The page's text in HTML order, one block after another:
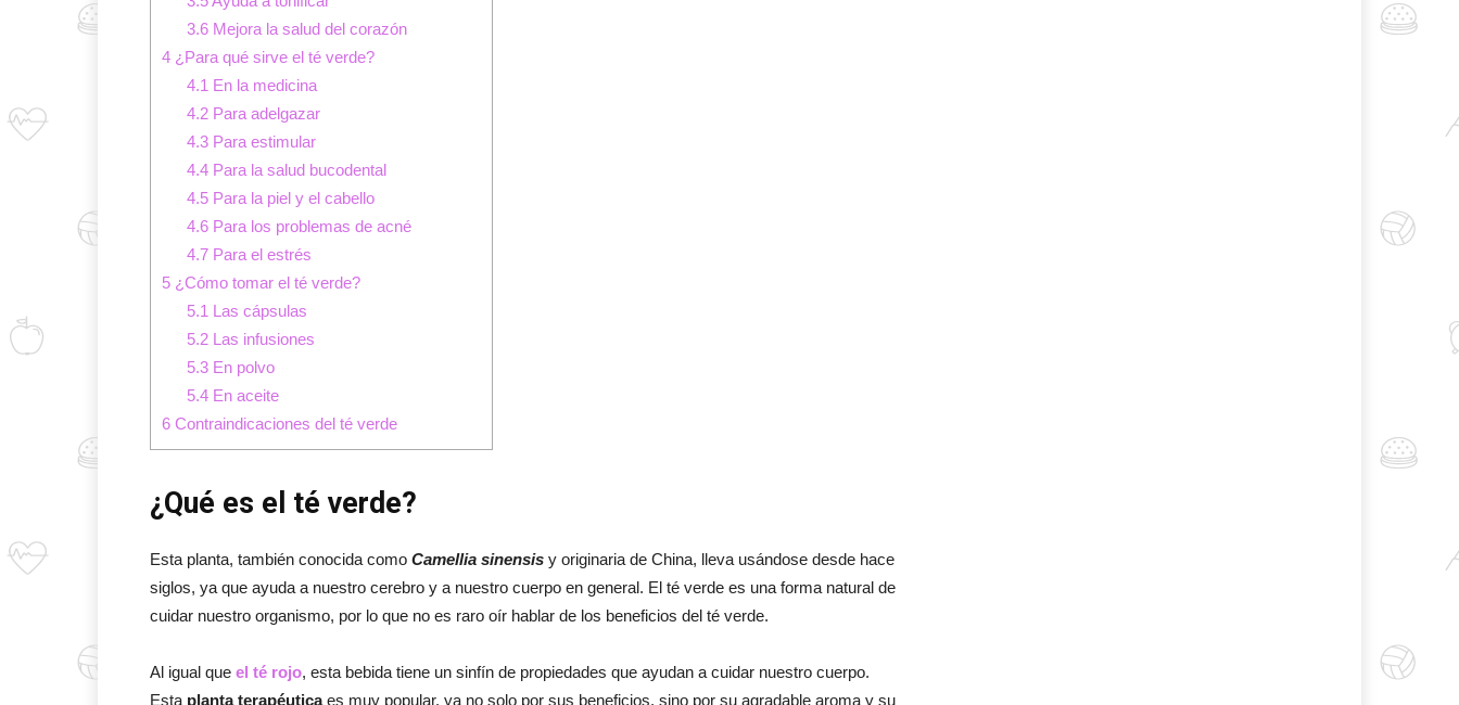
3.6Mejora la salud del corazón
4 ¿Para qué sirve el té verde?
4.1 En la medicina
4.2Para adelgazar
4.3Para estimular
4.4Para la salud bucodental
4.5Para la piel y el cabello
4.6Para los problemas de acné
4.7Para el estrés
5 ¿Cómo tomar el té verde?
5.1 Las cápsulas
5.2Las infusiones
5.3En polvo
5.4En aceite
6 Contraindicaciones del té verde
¿Qué es el té verde?
Esta planta, también conocida como Camellia sinensis y originaria de China, lleva usándose desde hace
siglos, ya que ayuda a nuestro cerebro y a nuestro cuerpo en general. El té verde es una forma natural de
cuidar nuestro organismo, por lo que no es raro oír hablar de los beneficios del té verde.
Al igual que el té rojo, esta bebida tiene un sinfín de propiedades que ayudan a cuidar nuestro cuerpo.
Esta planta terapéuticaes muy popular, ya no solo por sus beneficios, sino por su agradable aroma y su